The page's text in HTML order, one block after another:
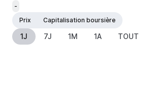
-
Prix
Capitalisation boursière
1J 7J 1M 1A TOUT